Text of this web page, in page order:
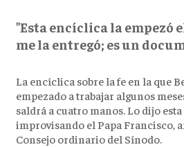
"Esta encíclica la empezó
me la entregó; es un
La encíclica sobre la fe en la que
empezado a trabajar algunos
saldrá a cuatro manos. Lo dijo
improvisando el Papa Francisco,
Consejo ordinario del Sínodo.